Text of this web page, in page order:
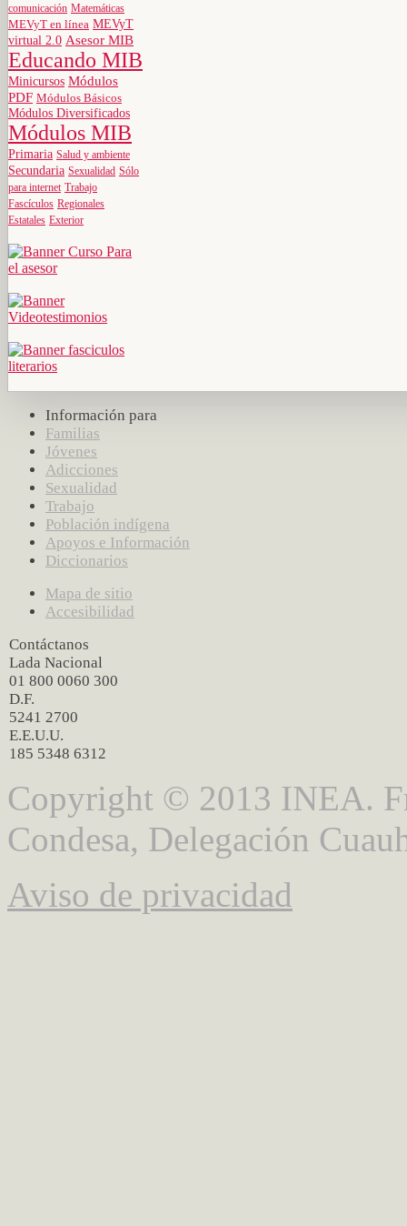
comunicación Matemáticas
MEVyT en línea MEVyT
virtual 2.0 Asesor MIB
Educando MIB
Minicursos Módulos
PDF Módulos Básicos
Módulos Diversificados
Módulos MIB
Primaria Salud y ambiente
Secundaria Sexualidad Sólo
para internet Trabajo
Fascículos Regionales
Estatales Exterior
Información para
Familias
Jóvenes
Adicciones
Sexualidad
Trabajo
Población indígena
Apoyos e Información
Diccionarios
Mapa de sitio
Accesibilidad
Contáctanos
Lada Nacional
01 800 0060 300
D.F.
5241 2700
E.E.U.U.
185 5348 6312
Copyright © 2013 INEA.
Condesa, Delegación
Aviso de privacidad